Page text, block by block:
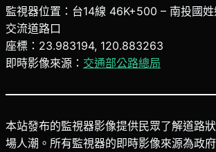
監視器位置：台14線 46K+500 – 南投國
交流道路口
座標：23.983194, 120.883263
即時影像來源： 交通部公路總局
本站發布的監視器影像提供民眾了解道路
場人潮。所有監視器的即時影像來源為政